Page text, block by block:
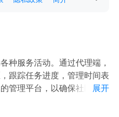
种服务活动。通过代理端，
跟踪任务进度，管理时间表
管理平台，以确保社区服务
展开